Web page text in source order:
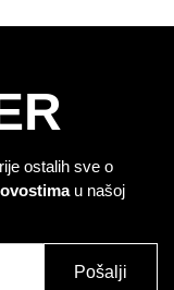
ostalih sve o
u našoj
Pošalji